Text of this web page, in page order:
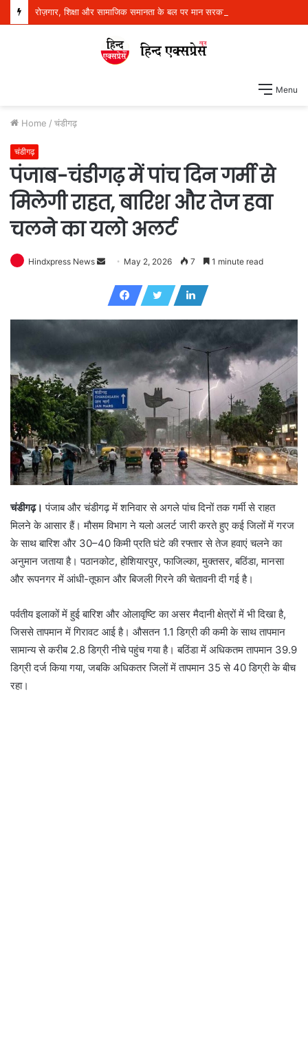
Menu
Home / चंडीगढ़
चंडीगढ़
पंजाब-चंडीगढ़ में पांच दिन गर्मी से
मिलेगी राहत, बारिश और तेज हवा
चलने का यलो अलर्ट
Hindxpress News
e
m
a
i
l
May 2, 2026 7 1 minute read
चंडीगढ़। पंजाब और चंडीगढ़ में शनिवार से अगले पांच दिनों तक गर्मी से राहत
मिलने के आसार हैं। मौसम विभाग ने यलो अलर्ट जारी करते हुए कई जिलों में गरज
के साथ बारिश और 30–40 किमी प्रति घंटे की रफ्तार से तेज हवाएं चलने का
अनुमान जताया है। पठानकोट, होशियारपुर, फाजिल्का, मुक्तसर, बठिंडा, मानसा
और रूपनगर में आंधी-तूफान और बिजली गिरने की चेतावनी दी गई है।
पर्वतीय इलाकों में हुई बारिश और ओलावृष्टि का असर मैदानी क्षेत्रों में भी दिखा है,
जिससे तापमान में गिरावट आई है। औसतन 1.1 डिग्री की कमी के साथ तापमान
सामान्य से करीब 2.8 डिग्री नीचे पहुंच गया है। बठिंडा में अधिकतम तापमान 39.9
डिग्री दर्ज किया गया, जबकि अधिकतर जिलों में तापमान 35 से 40 डिग्री के बीच
रहा।